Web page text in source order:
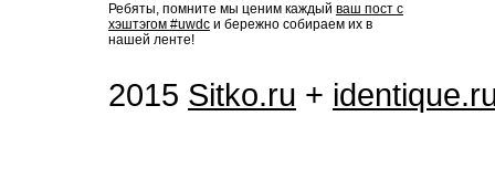
Ребяты, помните мы ценим каждый ваш пост с
хэштэгом #uwdc и бережно собираем их в
нашей ленте!
2015 Sitko.ru +